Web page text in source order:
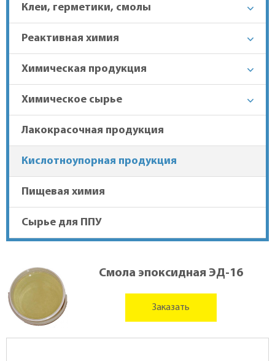
Гарантия лучшей цены
Доставка в регионы
+7 (863) 303-37-70
Клеи, герметики, смолы
Реактивная химия
Химическая продукция
Химическое сырье
Лакокрасочная продукция
Кислотноупорная продукция
Пищевая химия
Сырье для ППУ
Смола эпоксидная ЭД-16
Заказать